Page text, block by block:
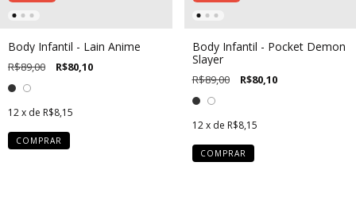
Body Infantil - Lain Anime
R$89,00 R$80,10
12x de R$8,15
COMPRAR
Body Infantil - Pocket Demon
Slayer
R$89,00 R$80,10
12 x de R$8,15
COMPRAR